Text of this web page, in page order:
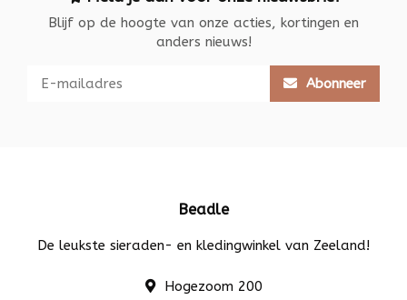
Blijf op de hoogte van onze acties, kortingen en
anders nieuws!
Abonneer
Beadle
De leukste sieraden- en kledingwinkel van Zeeland!
Hogezoom 200